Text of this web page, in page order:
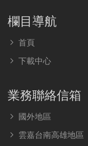
欄目導航
首頁
下載中心
業務聯絡信箱
國外地區
雲嘉台南高雄地區